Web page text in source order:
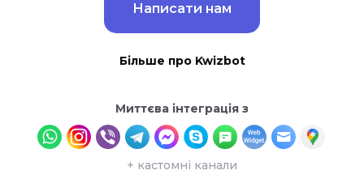
Написати нам
Більше про Kwizbot
Миттєва інтеграція з
+ кастомні канали